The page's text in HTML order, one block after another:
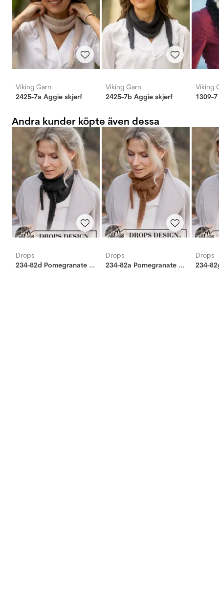
Viking Garn
2425-7a Aggie skjerf
Viking Garn
2425-7b Aggie skjerf
Viking
Andra kunder köpte även dessa
Drops
234-82d Pomegranate Shawl
Drops
234-82a Pomegranate Shawl
Drops